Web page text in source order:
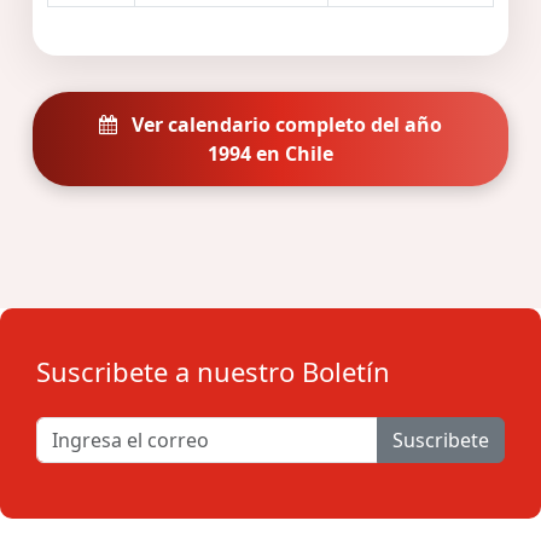
Ver calendario completo del año
1994 en Chile
Suscribete a nuestro Boletín
Suscribete